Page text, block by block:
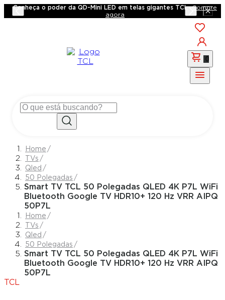
Conheça o poder da QD-Mini LED em telas gigantes TCL
Compre
agora
0
TVs
Qled
50 Polegadas
Smart TV TCL 50 Polegadas QLED 4K P7L WiFi
Bluetooth Google TV HDR10+ 120 Hz VRR AIPQ
50P7L
TVs
Qled
50 Polegadas
Smart TV TCL 50 Polegadas QLED 4K P7L WiFi
Bluetooth Google TV HDR10+ 120 Hz VRR AIPQ
50P7L
TCL